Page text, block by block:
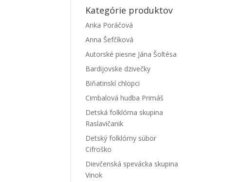
Kategórie produktov
Anka Poráčová
Anna Šefčíková
Autorské piesne Jána Šoltésa
Bardijovske dzivečky
Biňatinskí chlopci
Cimbalová hudba Primáš
Detská folklórna skupina
Raslavičanik
Detský folklórny súbor
Cifroško
Dievčenská spevácka skupina
Vinok